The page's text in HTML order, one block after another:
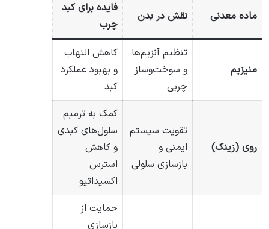
ماده معدنی نقش در بدن
فایده برای کبد
چرب
منیزیم
تنظیم آنزیم‌ها
و سوخت‌وساز
چربی
کاهش التهاب
و بهبود عملکرد
کبد
روی (زینک)
تقویت سیستم
ایمنی و
بازسازی سلولی
کمک به ترمیم
سلول‌های کبدی
و کاهش
استرس
اکسیداتیو
حمایت از
بازسازی